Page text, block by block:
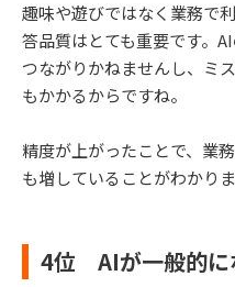
趣味や遊びではなく業務で
答品質はとても重要です。
つながりかねませんし、ミ
もかかるからですね。
精度が上がったことで、業
も増していることがわかりま
4位 AIが一般的に